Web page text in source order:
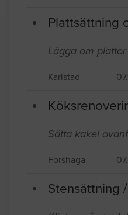
Plattsättning
Lägga om
Karlstad
Sätta kakel
Forshaga
Stensättning